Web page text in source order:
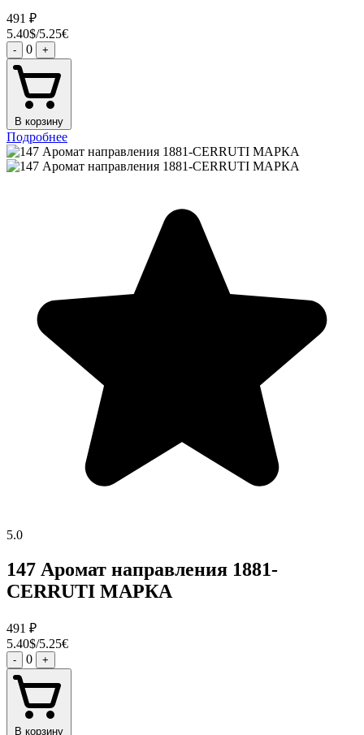
491 ₽
5.40$/5.25€
- 0 +
В корзину
Подробнее
5.0
147 Аромат направления 1881-
CERRUTI МАРКА
491 ₽
5.40$/5.25€
- 0 +
В корзину